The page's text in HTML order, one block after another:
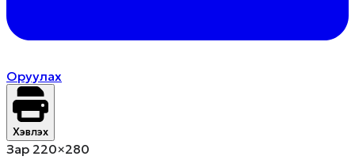
Оруулах
Хэвлэх
Зар 220×280